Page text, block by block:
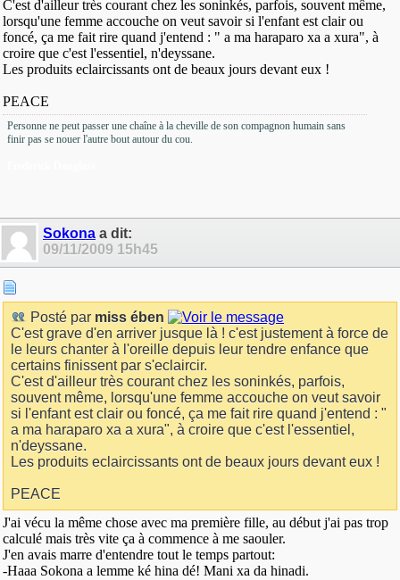
C'est d'ailleur très courant chez les soninkés, parfois, souvent même,
lorsqu'une femme accouche on veut savoir si l'enfant est clair ou
foncé, ça me fait rire quand j'entend : " a ma haraparo xa a xura", à
croire que c'est l'essentiel, n'deyssane.
Les produits eclaircissants ont de beaux jours devant eux !
PEACE
Personne ne peut passer une chaîne à la cheville de son compagnon humain sans
finir pas se nouer l'autre bout autour du cou.
Sokona a dit:
09/11/2009 15h45
Posté par miss ében
C'est grave d'en arriver jusque là ! c'est justement à force de
le leurs chanter à l'oreille depuis leur tendre enfance que
certains finissent par s'eclaircir.
C'est d'ailleur très courant chez les soninkés, parfois,
souvent même, lorsqu'une femme accouche on veut savoir
si l'enfant est clair ou foncé, ça me fait rire quand j'entend : "
a ma haraparo xa a xura", à croire que c'est l'essentiel,
n'deyssane.
Les produits eclaircissants ont de beaux jours devant eux !
PEACE
J'ai vécu la même chose avec ma première fille, au début j'ai pas trop
calculé mais très vite ça à commence à me saouler.
J'en avais marre d'entendre tout le temps partout:
-Haaa Sokona a lemme ké hina dé! Mani xa da hinadi.